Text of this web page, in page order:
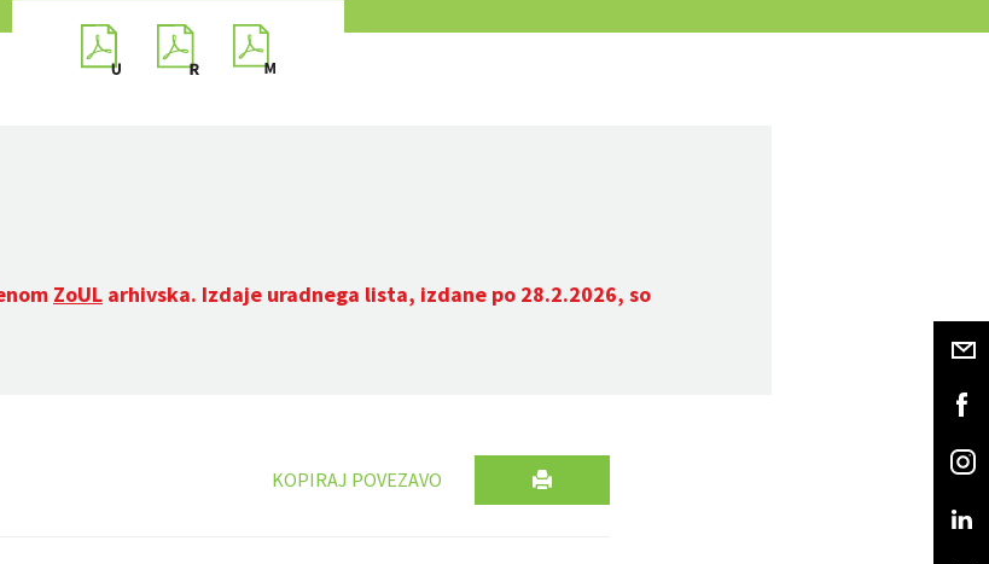
ZoUL arhivska. Izdaje uradnega lista, izdane po 28.2.2026, so
KOPIRAJ POVEZAVO